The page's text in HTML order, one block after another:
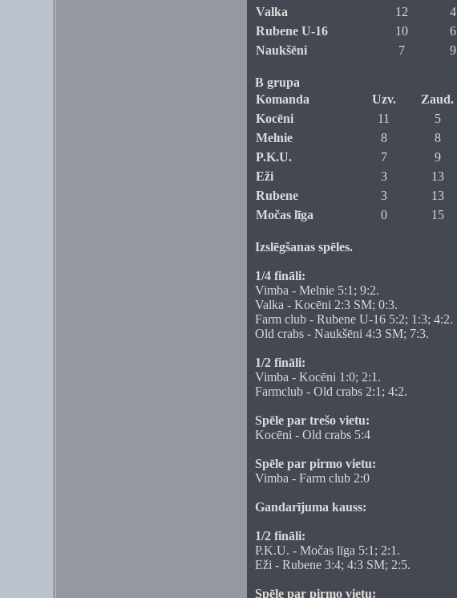
Valka
12 4
Rubene U-16
10 6
Naukšēni
7 9
B grupa
Komanda
Uzv. Zaud.
Kocēni
11 5
Melnie
8 8
P.K.U.
7 9
Eži
3 13
Rubene
3 13
Močas līga
0 15
Izslēgšanas spēles.
1/4 fināli:
Vimba - Melnie 5:1; 9:2.
Valka - Kocēni 2:3 SM; 0:3.
Farm club - Rubene U-16 5:2; 1:3; 4:2.
Old crabs - Naukšēni 4:3 SM; 7:3.
1/2 fināli:
Vimba - Kocēni 1:0; 2:1.
Farmclub - Old crabs 2:1; 4:2.
Spēle par trešo vietu:
Kocēni - Old crabs 5:4
Spēle par pirmo vietu:
Vimba - Farm club 2:0
Gandarījuma kauss:
1/2 fināli:
P.K.U. - Močas līga 5:1; 2:1.
Eži - Rubene 3:4; 4:3 SM; 2:5.
Spēle par pirmo vietu: